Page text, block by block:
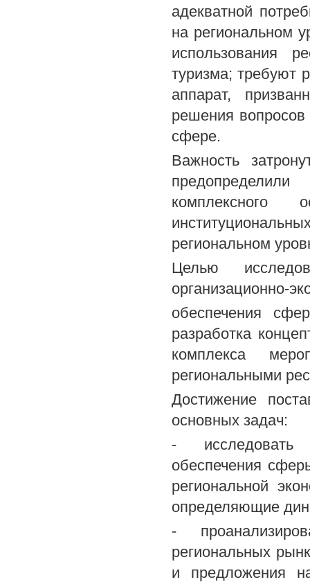
адекватной
на региональном
использования
туризма; требуют
аппарат,
решения вопросов
сфере.
Важность
комплексного
региональном
Целью
организационно-
обеспечения
разработка
комплекса
региональными
Достижение
основных задач:
- исследовать
обеспечения
региональной
определяющие
-
региональных
и предложения